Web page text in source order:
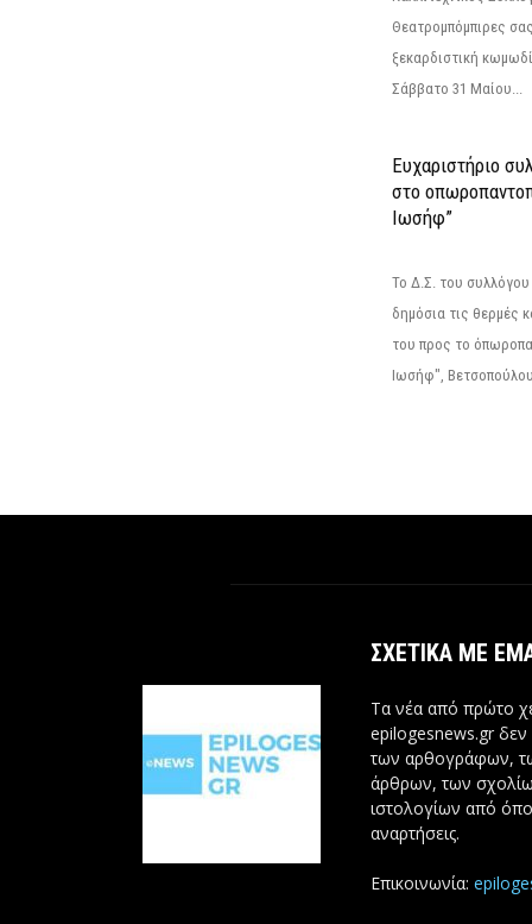
Θεατρομπόμπιρες
ξεκαρδιστική
Σάββατο 31 Μαίου...
Ευχαριστήριο
στο
Ιωσήφ”
Το Δ.Σ. του
δημόσια τις θερμές
του προς το
Ιωσήφ",
ΣΧΕΤΙΚΆ ΜΕ
Τα νέα από πρώτο
epilogesnews.gr δεν
των αρθογράφων,
άρθρων, των
ιστολογίων από
αναρτήσεις.
Επικοινωνία: